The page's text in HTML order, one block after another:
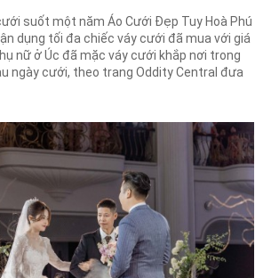
suốt một năm Áo Cưới Đẹp Tuy Hoà Phú
dụng tối đa chiếc váy cưới đã mua với giá
nữ ở Úc đã mặc váy cưới khắp nơi trong
ngày cưới, theo trang Oddity Central đưa